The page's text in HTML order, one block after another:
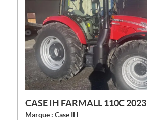
CASE IH FARMALL 110C 2023
Marque : Case IH